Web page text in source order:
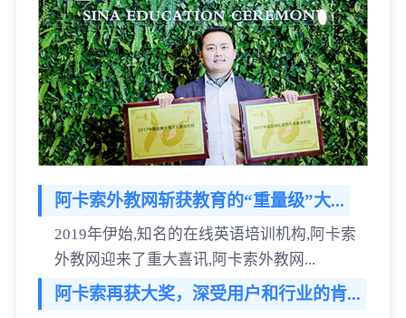
阿卡索外教网斩获教育的“重量级”大...
2019年伊始,知名的在线英语培训机构,阿卡索
外教网迎来了重大喜讯,阿卡索外教网...
阿卡索再获大奖，深受用户和行业的肯...